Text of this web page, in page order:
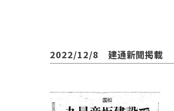
2022/12/8 建通新聞掲載